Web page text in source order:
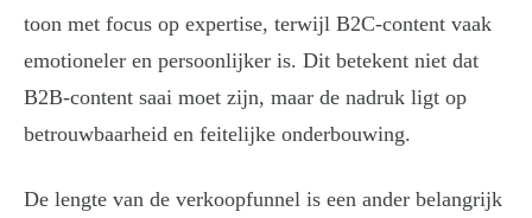
toon met focus op expertise, terwijl B2C-content vaak
emotioneler en persoonlijker is. Dit betekent niet dat
B2B-content saai moet zijn, maar de nadruk ligt op
betrouwbaarheid en feitelijke onderbouwing.
De lengte van de verkoopfunnel is een ander belangrijk